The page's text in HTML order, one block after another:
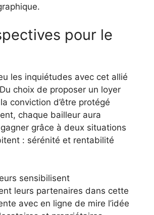
pour le
les inquiétudes avec cet allié
choix de proposer un loyer
conviction d’être protégé
chaque bailleur aura
grâce à deux situations
: sérénité et rentabilité
sensibilisent
leurs partenaires dans cette
avec en ligne de mire l’idée